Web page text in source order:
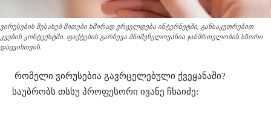
ვირუსების შესახებ მითები ხშირად ვრცელდება ინტერნეტში, განსაკუთრებით
კვების კონტექსტში. ფაქტების გარჩევა მნიშვნელოვანია ჯანმრთელობის სწორი
დაცვისთვის.
რომელი ვირუსებია გავრცელებული ქვეყანაში?
საუბრობს თსსუ პროფესორი ივანე ჩხაიძე: